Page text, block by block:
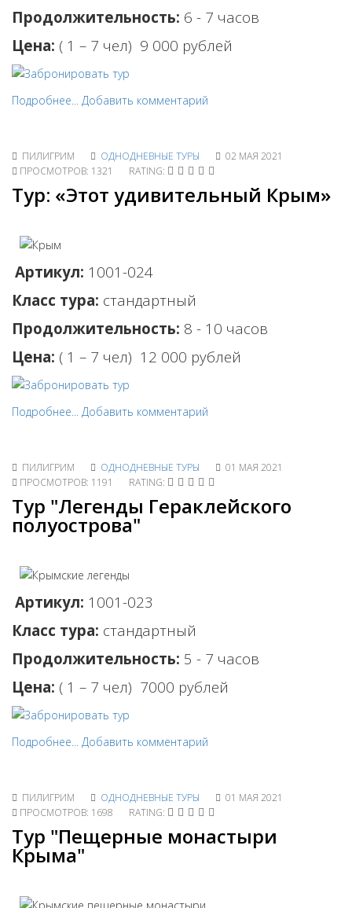
Продолжительность: 6 - 7 часов
Цена: ( 1 – 7 чел) 9 000 рублей
Подробнее... Добавить комментарий
ПИЛИГРИМ ОДНОДНЕВНЫЕ ТУРЫ
02 МАЯ 2021
ПРОСМОТРОВ: 1321
RATING:
Тур: «Этот удивительный Крым»
Артикул: 1001-024
Класс тура: стандартный
Продолжительность: 8 - 10 часов
Цена: ( 1 – 7 чел) 12 000 рублей
Подробнее... Добавить комментарий
ПИЛИГРИМ ОДНОДНЕВНЫЕ ТУРЫ
01 МАЯ 2021
ПРОСМОТРОВ: 1191
RATING:
Тур "Легенды Гераклейского
полуострова"
Артикул: 1001-023
Класс тура: стандартный
Продолжительность: 5 - 7 часов
Цена: ( 1 – 7 чел) 7000 рублей
Подробнее... Добавить комментарий
ПИЛИГРИМ ОДНОДНЕВНЫЕ ТУРЫ
01 МАЯ 2021
ПРОСМОТРОВ: 1698
RATING:
Тур "Пещерные монастыри
Крыма"